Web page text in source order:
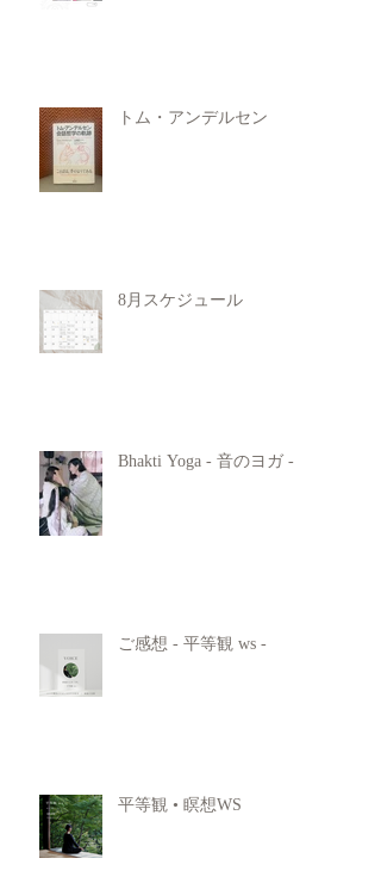
トム・アンデルセン
8月スケジュール
Bhakti Yoga - 音のヨガ -
ご感想 - 平等観 ws -
平等観 • 瞑想WS